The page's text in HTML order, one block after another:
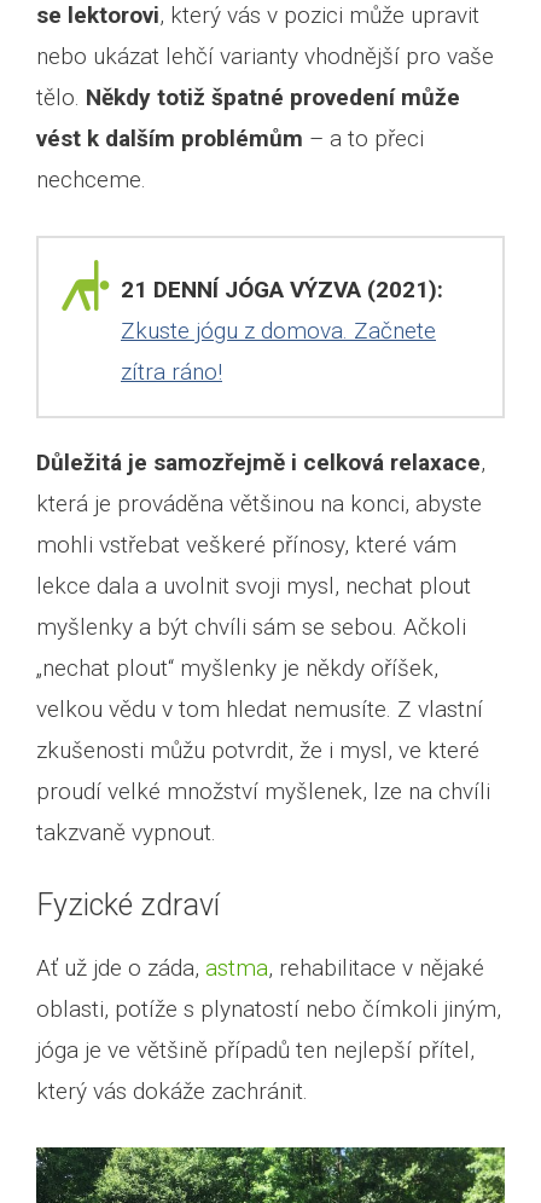
se lektorovi, který vás v pozici může upravit
nebo ukázat lehčí varianty vhodnější pro vaše
tělo. Někdy totiž špatné provedení může
vést k dalším problémům – a to přeci
nechceme.
21 DENNÍ JÓGA VÝZVA (2021):
Zkuste jógu z domova. Začnete
zítra ráno!
Důležitá je samozřejmě i celková relaxace,
která je prováděna většinou na konci, abyste
mohli vstřebat veškeré přínosy, které vám
lekce dala a uvolnit svoji mysl, nechat plout
myšlenky a být chvíli sám se sebou. Ačkoli
„nechat plout“ myšlenky je někdy oříšek,
velkou vědu v tom hledat nemusíte. Z vlastní
zkušenosti můžu potvrdit, že i mysl, ve které
proudí velké množství myšlenek, lze na chvíli
takzvaně vypnout.
Fyzické zdraví
Ať už jde o záda, astma, rehabilitace v nějaké
oblasti, potíže s plynatostí nebo čímkoli jiným,
jóga je ve většině případů ten nejlepší přítel,
který vás dokáže zachránit.